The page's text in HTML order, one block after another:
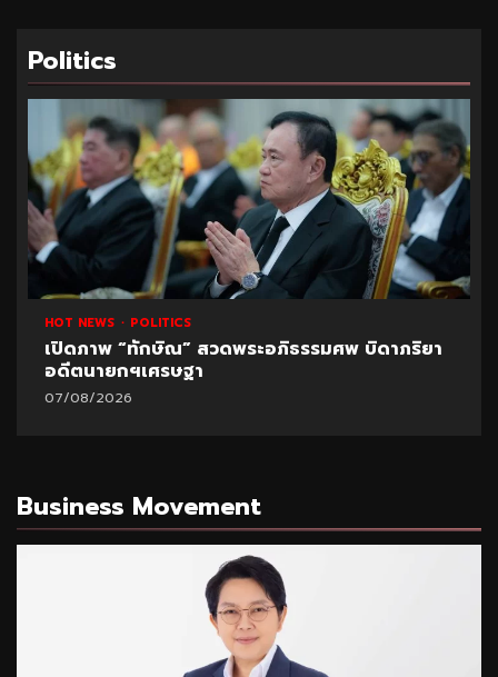
Politics
HOT NEWS POLITICS
เปิดภาพ “ทักษิณ” สวดพระอภิธรรมศพ บิดาภริยา
อดีตนายกฯเศรษฐา
07/08/2026
Business Movement